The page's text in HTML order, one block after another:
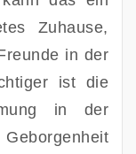
Zuhause,
in der
ist die
in der